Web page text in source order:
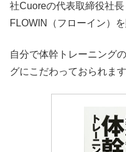
社Cuoreの代表取締役社
FLOWIN（フローイン）
自分で体幹トレーニング
グにこだわっておられます